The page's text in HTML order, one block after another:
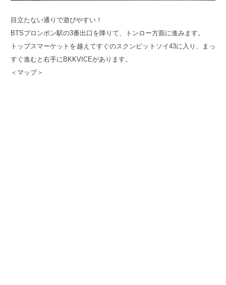
目立たない通りで遊びやすい！
BTSプロンポン駅の3番出口を降りて、トンロー方面に進みます。
トップスマーケットを越えてすぐのスクンビットソイ43に入り、まっ
すぐ進むと右手にBKKVICEがあります。
＜マップ＞